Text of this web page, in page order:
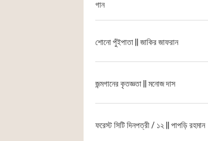
গান
শোনো পুঁইপাতা || জাকির জাফরান
জন্মগানের কৃতজ্ঞতা || মনোজ দাস
ফরেস্ট সিটি দিনপত্রী / ১২ || পাপড়ি রহমান